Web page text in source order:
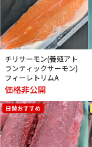
チリサーモン(養殖アト
ランティックサーモン)
フィーレトリムA
価格非公開
日替おすすめ